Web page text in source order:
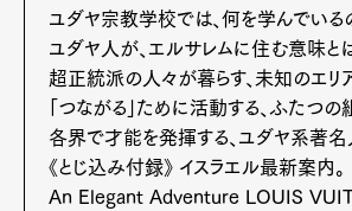
Art&DesignWatch Fashion
ProductCulture
ユダヤ宗教学校では、何を学んでいる
ユダヤ人が、エルサレムに住む意味と
超正統派の人々が暮らす、未知のエリア
「つながる」ために活動する、ふたつの
各界で才能を発揮する、ユダヤ系著名
《とじ込み付録》 イスラエル最新案内。
An Elegant Adventure LOUIS